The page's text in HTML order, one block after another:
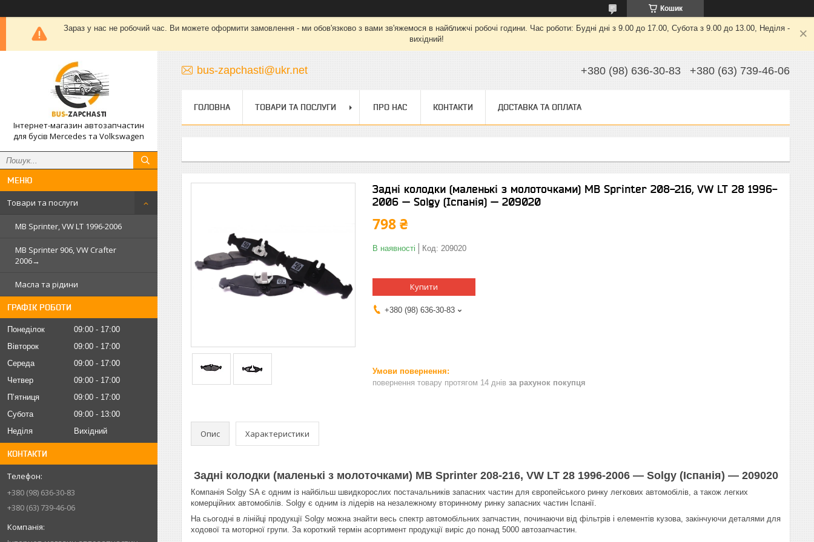
Кошик
Зараз у нас не робочий час. Ви можете оформити замовлення - ми обов'язково з вами зв'яжемося в найближчі робочі години. Час роботи: Будні дні з 9.00 до 17.00, Субота з 9.00 до 13.00, Неділя -
вихідний!
Інтернет-магазин автозапчастин
для бусів Mercedes та Volkswagen
Товари та послуги
MB Sprinter, VW LT 1996-2006
MB Sprinter 906, VW Crafter
2006→
Масла та рідини
ГРАФІК РОБОТИ
Понеділок 09:00
17:00
Вівторок
09:00
17:00
Середа
09:00
17:00
Четвер
09:00
17:00
Пʼятниця
09:00
17:00
Субота
09:00
13:00
Неділя
Вихідний
КОНТАКТИ
+380 (98) 636-30-83
+380 (63) 739-46-06
bus-zapchasti@ukr.net +380 (98) 636-30-83 +380 (63) 739-46-06
ГОЛОВНА ТОВАРИ ТА ПОСЛУГИ ПРО НАС КОНТАКТИ ДОСТАВКА ТА ОПЛАТА
Задні колодки (маленькі з молоточками) MB Sprinter 208-216, VW LT 28 1996-
2006 — Solgy (Іспанія) — 209020
798 ₴
В наявності Код: 209020
Купити
+380 (98) 636-30-83
повернення товару протягом 14 днів за рахунок покупця
Опис Характеристики
Задні колодки (маленькі з молоточками) MB Sprinter 208-216, VW LT 28 1996-2006 — Solgy (Іспанія) — 209020
Компанія Solgy SA є одним із найбільш швидкорослих постачальників запасних частин для європейського ринку легкових автомобілів, а також легких
комерційних автомобілів. Solgy є одним із лідерів на незалежному вторинному ринку запасних частин Іспанії.
На сьогодні в лінійці продукції Solgy можна знайти весь спектр автомобільних запчастин, починаючи від фільтрів і елементів кузова, закінчуючи деталями для
ходової та моторної групи. За короткий термін асортимент продукції виріс до понад 5000 автозапчастин.